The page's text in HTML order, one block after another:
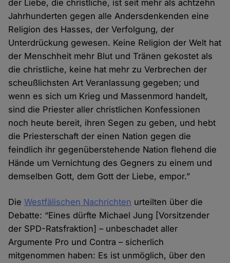
der Liebe, die christliche, ist seit mehr als achtzehn
Jahrhunderten gegen alle Andersdenkenden eine
Religion des Hasses, der Verfolgung, der
Unterdrückung gewesen. Keine Religion der Welt hat
der Menschheit mehr Blut und Tränen gekostet als
die christliche, keine hat mehr zu Verbrechen der
scheußlichsten Art Veranlassung gegeben; und
wenn es sich um Krieg und Massenmord handelt,
sind die Priester aller christlichen Konfessionen
noch heute bereit, ihren Segen zu geben, und hebt
die Priesterschaft der einen Nation gegen die
feindlich ihr gegenüberstehende Nation flehend die
Hände um Vernichtung des Gegners zu einem und
demselben Gott, dem Gott der Liebe, empor.”
DieWestfälischen Nachrichten urteilten über die
Debatte: “Eines dürfte Michael Jung [Vorsitzender
der SPD-Ratsfraktion] – unbeschadet aller
Argumente Pro und Contra – sicherlich
mitgenommen haben: Es ist unmöglich, über den